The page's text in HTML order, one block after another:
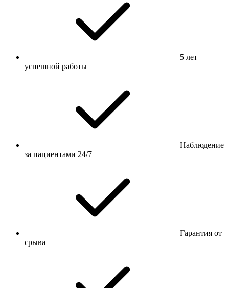
5 лет
успешной работы
Наблюдение
за пациентами 24/7
Гарантия от
срыва